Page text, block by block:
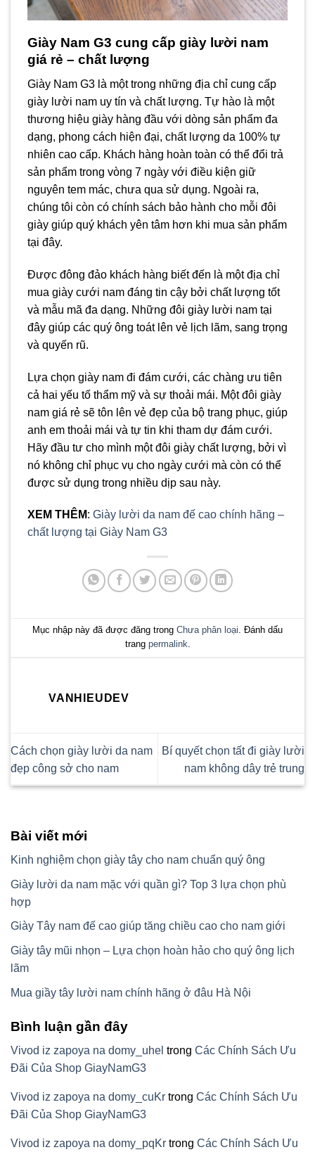
Giày Nam G3 cung cấp giày lười nam
giá rẻ – chất lượng
Giày Nam G3 là một trong những địa chỉ cung cấp
giày lười nam uy tín và chất lượng. Tự hào là một
thương hiệu giày hàng đầu với dòng sản phẩm đa
dạng, phong cách hiện đại, chất lượng da 100% tự
nhiên cao cấp. Khách hàng hoàn toàn có thể đổi trả
sản phẩm trong vòng 7 ngày với điều kiện giữ
nguyên tem mác, chưa qua sử dụng. Ngoài ra,
chúng tôi còn có chính sách bảo hành cho mỗi đôi
giày giúp quý khách yên tâm hơn khi mua sản phẩm
tại đây.
Được đông đảo khách hàng biết đến là một địa chỉ
mua giày cưới nam đáng tin cậy bởi chất lượng tốt
và mẫu mã đa dạng. Những đôi giày lười nam tại
đây giúp các quý ông toát lên vẻ lịch lãm, sang trọng
và quyến rũ.
Lựa chọn giày nam đi đám cưới, các chàng ưu tiên
cả hai yếu tố thẩm mỹ và sự thoải mái. Một đôi giày
nam giá rẻ sẽ tôn lên vẻ đẹp của bộ trang phục, giúp
anh em thoải mái và tự tin khi tham dự đám cưới.
Hãy đầu tư cho mình một đôi giày chất lượng, bởi vì
nó không chỉ phục vụ cho ngày cưới mà còn có thể
được sử dụng trong nhiều dịp sau này.
XEM THÊM: Giày lười da nam đế cao chính hãng –
chất lượng tại Giày Nam G3
Mục nhập này đã được đăng trong Chưa phân loại. Đánh dấu
trang permalink.
VANHIEUDEV
Cách chọn giày lười da nam
đẹp công sở cho nam
Bí quyết chọn tất đi giày lười
nam không dây trẻ trung
Bài viết mới
Kinh nghiệm chọn giày tây cho nam chuẩn quý ông
Giày lười da nam mặc với quần gì? Top 3 lựa chọn phù
hợp
Giày Tây nam đế cao giúp tăng chiều cao cho nam giới
Giày tây mũi nhọn – Lựa chọn hoàn hảo cho quý ông lịch
lãm
Mua giầy tây lười nam chính hãng ở đâu Hà Nội
Bình luận gần đây
Vivod iz zapoya na domy_uhel trong Các Chính Sách Ưu
Đãi Của Shop GiayNamG3
Vivod iz zapoya na domy_cuKr trong Các Chính Sách Ưu
Đãi Của Shop GiayNamG3
Vivod iz zapoya na domy_pqKr trong Các Chính Sách Ưu